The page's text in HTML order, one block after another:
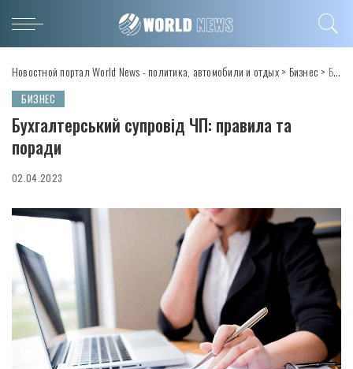
Новостной портал World News - политика, автомобили и отдых> Бизнес > Бухгалтерський супровід ЧП: правила та поради
БИЗНЕС
Бухгалтерський супровід ЧП: правила та
поради
02.04.2023